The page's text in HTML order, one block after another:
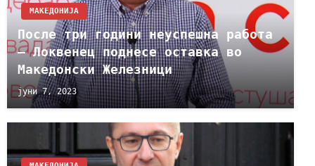
МАКЕДОНИЈА
После три години неуспешна работа
– Локвенец поднесе оставка во
Македонски Железници
јуни 7, 2023